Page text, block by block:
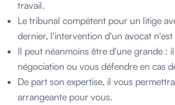
travail.
Le tribunal compétent pour un litige
dernier, l'intervention d'un avocat
Il peut néanmoins être d'une grande :
négociation ou vous défendre en cas
De part son expertise, il vous
arrangeante pour vous.